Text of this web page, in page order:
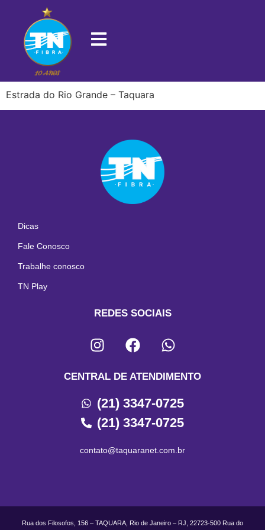
22720-010
Estrada do Rio Grande – Taquara
Dicas
Fale Conosco
Trabalhe conosco
TN Play
REDES SOCIAIS
CENTRAL DE ATENDIMENTO
(21) 3347-0725
(21) 3347-0725
contato@taquaranet.com.br
Rua dos Filosofos, 156 – TAQUARA, Rio de Janeiro – RJ, 22723-500 Rua do